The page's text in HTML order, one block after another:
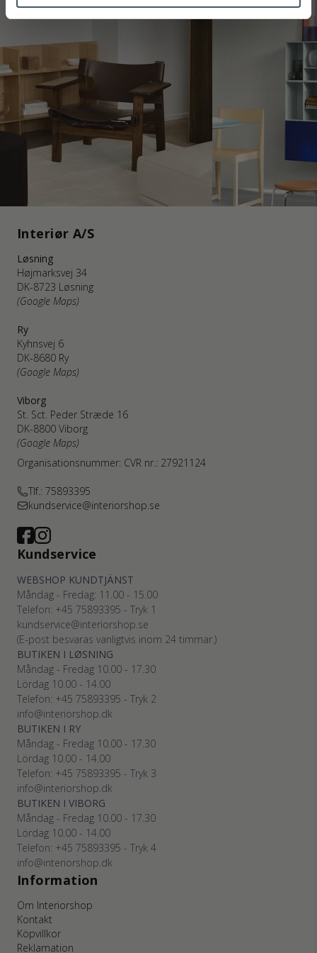
Interiør A/S
Løsning
Højmarksvej 34
DK-8723 Løsning
(Google Maps)
Ry
Kyhnsvej 6
DK-8680 Ry
(Google Maps)
Viborg
St. Sct. Peder Stræde 16
DK-8800 Viborg
(Google Maps)
Organisationsnummer: CVR nr.: 27921124
Tlf.: 75893395
kundservice@interiorshop.se
Kundservice
WEBSHOP KUNDTJÄNST
Måndag - Fredag: 11.00 - 15.00
Telefon: +45 75893395 - Tryk 1
kundservice@interiorshop.se
(E-post besvaras vanligtvis inom 24 timmar.)
BUTIKEN I LØSNING
Måndag - Fredag 10.00 - 17.30
Lördag 10.00 - 14.00
Telefon: +45 75893395 - Tryk 2
info@interiorshop.dk
BUTIKEN I RY
Måndag - Fredag 10.00 - 17.30
Lördag 10.00 - 14.00
Telefon: +45 75893395 - Tryk 3
info@interiorshop.dk
BUTIKEN I VIBORG
Måndag - Fredag 10.00 - 17.30
Lördag 10.00 - 14.00
Telefon: +45 75893395 - Tryk 4
info@interiorshop.dk
Information
Om Interiorshop
Kontakt
Köpvillkor
Reklamation